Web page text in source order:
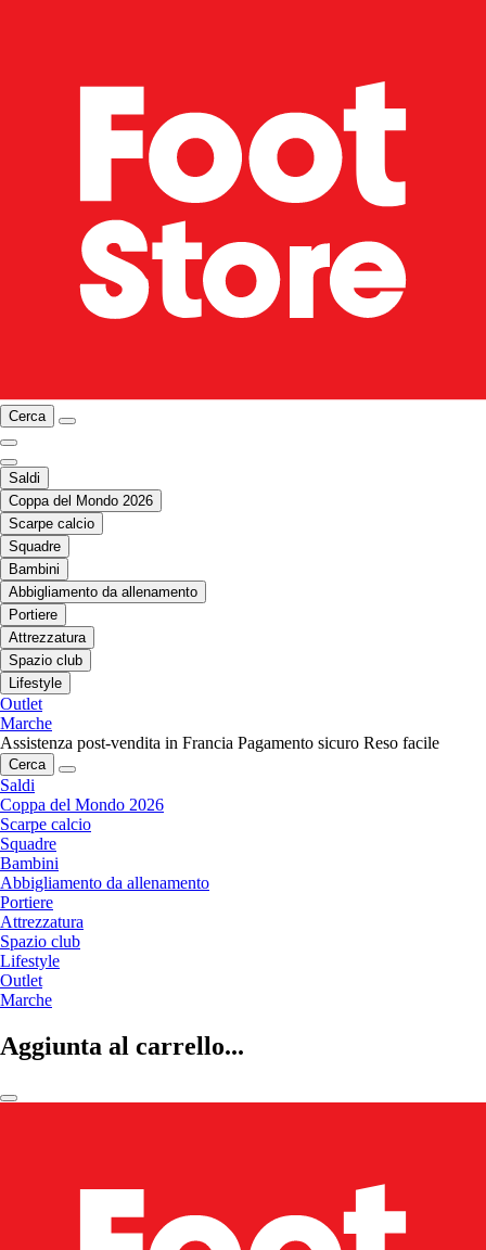
Cerca
Saldi
Coppa del Mondo 2026
Scarpe calcio
Squadre
Bambini
Abbigliamento da allenamento
Portiere
Attrezzatura
Spazio club
Lifestyle
Outlet
Marche
Assistenza post-vendita in Francia Pagamento sicuro Reso facile
Cerca
Saldi
Coppa del Mondo 2026
Scarpe calcio
Squadre
Bambini
Abbigliamento da allenamento
Portiere
Attrezzatura
Spazio club
Lifestyle
Outlet
Marche
Aggiunta al carrello...